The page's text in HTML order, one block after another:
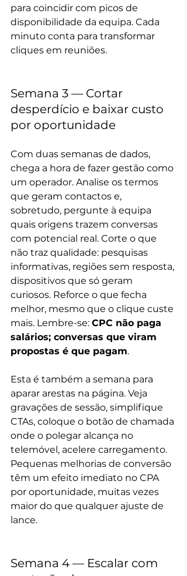
para coincidir com picos de
disponibilidade da equipa. Cada
minuto conta para transformar
cliques em reuniões.
Semana 3 — Cortar
desperdício e baixar custo
por oportunidade
Com duas semanas de dados,
chega a hora de fazer gestão como
um operador. Analise os termos
que geram contactos e,
sobretudo, pergunte à equipa
quais origens trazem conversas
com potencial real. Corte o que
não traz qualidade: pesquisas
informativas, regiões sem resposta,
dispositivos que só geram
curiosos. Reforce o que fecha
melhor, mesmo que o clique custe
mais. Lembre-se: CPC não paga
salários; conversas que viram
propostas é que pagam.
Esta é também a semana para
aparar arestas na página. Veja
gravações de sessão, simplifique
CTAs, coloque o botão de chamada
onde o polegar alcança no
telemóvel, acelere carregamento.
Pequenas melhorias de conversão
têm um efeito imediato no CPA
por oportunidade, muitas vezes
maior do que qualquer ajuste de
lance.
Semana 4 — Escalar com